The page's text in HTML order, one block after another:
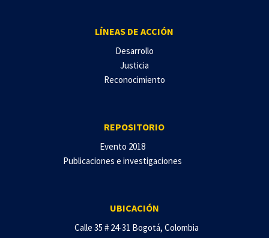
LÍNEAS DE ACCIÓN
Desarrollo
Justicia
Reconocimiento
REPOSITORIO
Evento 2018
Publicaciones e investigaciones
UBICACIÓN
Calle 35 # 24-31 Bogotá, Colombia